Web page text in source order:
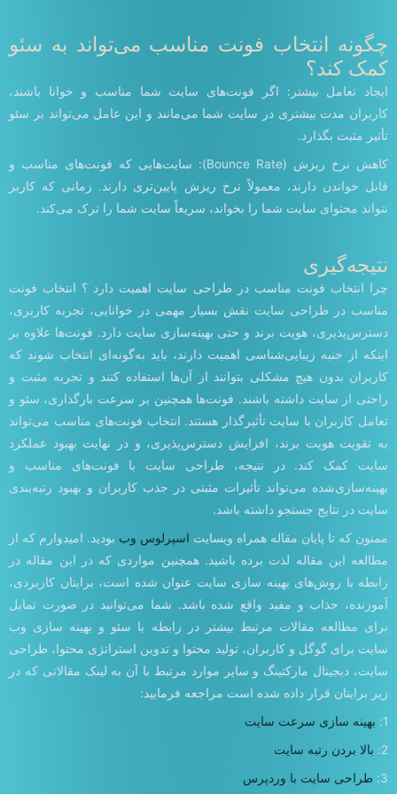
چگونه انتخاب فونت مناسب می‌تواند به سئو
کمک کند؟
ایجاد تعامل بیشتر: اگر فونت‌های سایت شما مناسب و خوانا باشند،
کاربران مدت بیشتری در سایت شما می‌مانند و این عامل می‌تواند بر سئو
تأثیر مثبت بگذارد.
کاهش نرخ ریزش (Bounce Rate): سایت‌هایی که فونت‌های مناسب و
قابل خواندن دارند، معمولاً نرخ ریزش پایین‌تری دارند. زمانی که کاربر
نتواند محتوای سایت شما را بخواند، سریعاً سایت شما را ترک می‌کند.
نتیجه‌گیری
چرا انتخاب فونت مناسب در طراحی سایت اهمیت دارد ؟ انتخاب فونت
مناسب در طراحی سایت نقش بسیار مهمی در خوانایی، تجربه کاربری،
دسترس‌پذیری، هویت برند و حتی بهینه‌سازی سایت دارد. فونت‌ها علاوه بر
اینکه از جنبه زیبایی‌شناسی اهمیت دارند، باید به‌گونه‌ای انتخاب شوند که
کاربران بدون هیچ مشکلی بتوانند از آن‌ها استفاده کنند و تجربه مثبت و
راحتی از سایت داشته باشند. فونت‌ها همچنین بر سرعت بارگذاری، سئو و
تعامل کاربران با سایت تأثیرگذار هستند. انتخاب فونت‌های مناسب می‌تواند
به تقویت هویت برند، افزایش دسترس‌پذیری، و در نهایت بهبود عملکرد
سایت کمک کند. در نتیجه، طراحی سایت با فونت‌های مناسب و
بهینه‌سازی‌شده می‌تواند تأثیرات مثبتی در جذب کاربران و بهبود رتبه‌بندی
سایت در نتایج جستجو داشته باشد.
ممنون که تا پایان مقاله همراه وبسایت اسپرلوس وب بودید. امیدوارم که از
مطالعه این مقاله لذت برده باشید. همچنین مواردی که در این مقاله در
رابطه با روش‌های بهینه سازی سایت عنوان شده است، برایتان کاربردی،
آموزنده، جذاب و مفید واقع شده باشد. شما می‌توانید در صورت تمایل
برای مطالعه مقالات مرتبط بیشتر در رابطه با سئو و بهینه سازی وب
سایت برای گوگل و کاربران، تولید محتوا و تدوین استراتژی محتوا، طراحی
سایت، دیجیتال مارکتینگ و سایر موارد مرتبط با آن به لینک مقالاتی که در
زیر برایتان قرار داده شده است مراجعه فرمایید:
1:
بهینه سازی سرعت سایت
2:
بالا بردن رتبه سایت
3: طراحی سایت با وردپرس